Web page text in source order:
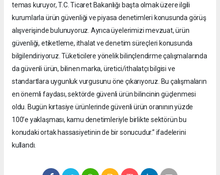
temas kuruyor, T.C. Ticaret Bakanlığı başta olmak üzere ilgili
kurumlarla ürün güvenliği ve piyasa denetimleri konusunda görüş
alışverişinde bulunuyoruz. Ayrıca üyelerimizi mevzuat, ürün
güvenliği, etiketleme, ithalat ve denetim süreçleri konusunda
bilgilendiriyoruz. Tüketicilere yönelik bilinçlendirme çalışmalarında
da güvenli ürün, bilinen marka, üretici/ithalatçı bilgisi ve
standartlara uygunluk vurgusunu öne çıkarıyoruz. Bu çalışmaların
en önemli faydası, sektörde güvenli ürün bilincinin güçlenmesi
oldu. Bugün kırtasiye ürünlerinde güvenli ürün oranının yüzde
100’e yaklaşması, kamu denetimleriyle birlikte sektörün bu
konudaki ortak hassasiyetinin de bir sonucudur.” ifadelerini
kullandı.